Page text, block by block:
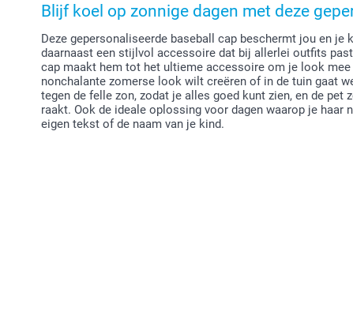
Blijf koel op zonnige dagen met deze
Deze gepersonaliseerde baseball cap beschermt jou en je
daarnaast een stijlvol accessoire dat bij allerlei outfits
cap maakt hem tot het ultieme accessoire om je look
nonchalante zomerse look wilt creëren of in de tuin gaat
tegen de felle zon, zodat je alles goed kunt zien, en de
raakt. Ook de ideale oplossing voor dagen waarop je haar
eigen tekst of de naam van je kind.